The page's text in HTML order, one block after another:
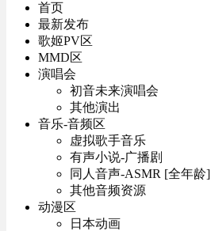
首页
最新发布
歌姬PV区
MMD区
演唱会
初音未来演唱会
其他演出
音乐-音频区
虚拟歌手音乐
有声小说-广播剧
同人音声-ASMR [全年龄]
其他音频资源
动漫区
日本动画